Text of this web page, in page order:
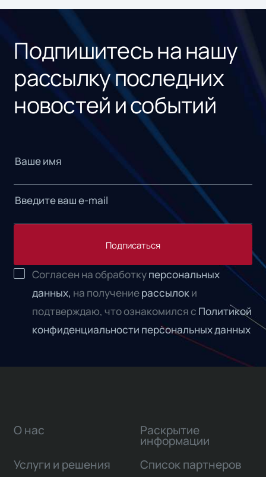
Подпишитесь на нашу
рассылку последних
новостей и событий
Подписаться
Согласен на обработкуперсональных
данных, на получениерассылоки
подтверждаю, что ознакомился с Политикой
конфиденциальности персональных данных
О нас
Услуги и решения
Раскрытие
информации
Список партнеров